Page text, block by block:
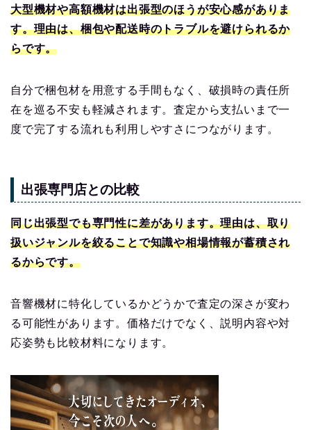
大型機材や高額機材は出張型のほうが安心感がありま
す。理由は、梱包や配送時のトラブルを避けられるか
らです。
自分で梱包材を用意する手間もなく、破損時の責任所
在を巡る不安も軽減されます。査定から支払いまで一
度で完了する流れも利用しやすさにつながります。
出張専門店との比較
同じ出張型でも専門性に差があります。理由は、取り
扱いジャンルを絞ることで知識や相場情報が蓄積され
るからです。
音響機材に特化しているかどうかで査定の深さが変わ
る可能性があります。価格だけでなく、説明内容や対
応姿勢も比較材料になります。